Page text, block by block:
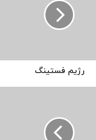
رژیم فستینگ